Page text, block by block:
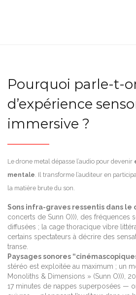
Pourquoi parle-t-
d’expérience
immersive ?
Le drone metal dépasse l’audio pour devenir
mentale . Il transforme l’auditeur en
la matière brute du son.
Sons infra-graves ressentis dans le
concerts de Sunn O))), des fréquences
diffusées ; la cage thoracique vibre
certains spectateurs à décrire des
transe.
Paysages sonores
stéréo est exploitée au maximum ; un
Monoliths & Dimensions » (Sunn O))),
17 minutes de nappes superposées —